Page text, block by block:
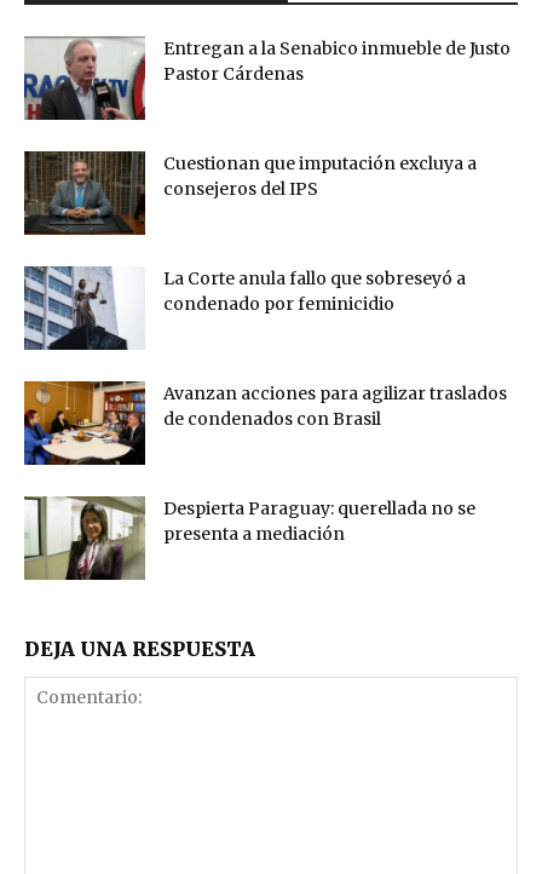
Entregan a la Senabico inmueble de Justo
Pastor Cárdenas
Cuestionan que imputación excluya a
consejeros del IPS
La Corte anula fallo que sobreseyó a
condenado por feminicidio
Avanzan acciones para agilizar traslados
de condenados con Brasil
Despierta Paraguay: querellada no se
presenta a mediación
DEJA UNA RESPUESTA